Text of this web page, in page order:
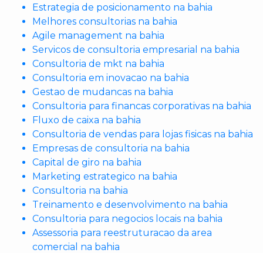
Estrategia de posicionamento na bahia
Melhores consultorias na bahia
Agile management na bahia
Servicos de consultoria empresarial na bahia
Consultoria de mkt na bahia
Consultoria em inovacao na bahia
Gestao de mudancas na bahia
Consultoria para financas corporativas na bahia
Fluxo de caixa na bahia
Consultoria de vendas para lojas fisicas na bahia
Empresas de consultoria na bahia
Capital de giro na bahia
Marketing estrategico na bahia
Consultoria na bahia
Treinamento e desenvolvimento na bahia
Consultoria para negocios locais na bahia
Assessoria para reestruturacao da area
comercial na bahia